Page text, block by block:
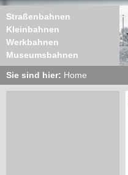
Straßenbahnen
Kleinbahnen
Werkbahnen
Museumsbahnen
Sie sind hier: Home